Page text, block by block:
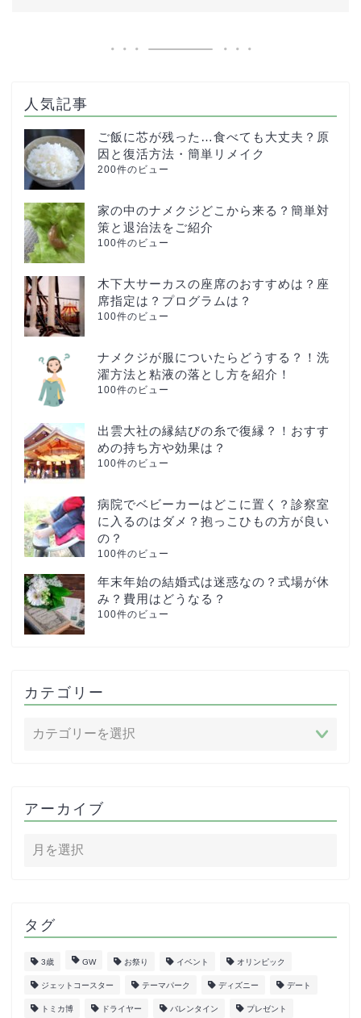
人気記事
ご飯に芯が残った…食べても大丈夫？原
因と復活方法・簡単リメイク
200件のビュー
家の中のナメクジどこから来る？簡単対
策と退治法をご紹介
100件のビュー
木下大サーカスの座席のおすすめは？座
席指定は？プログラムは？
100件のビュー
ナメクジが服についたらどうする？！洗
濯方法と粘液の落とし方を紹介！
100件のビュー
出雲大社の縁結びの糸で復縁？！おすす
めの持ち方や効果は？
100件のビュー
病院でベビーカーはどこに置く？診察室
に入るのはダメ？抱っこひもの方が良い
の？
100件のビュー
年末年始の結婚式は迷惑なの？式場が休
み？費用はどうなる？
100件のビュー
カテゴリー
アーカイブ
タグ
3歳 GW お祭り イベント オリンピック
ジェットコースター テーマパーク ディズニー デート
トミカ博 ドライヤー バレンタイン プレゼント